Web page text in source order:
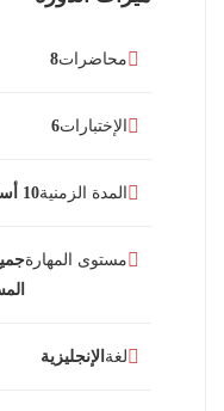
محاضرات8
الإختبارات6
المدة الزمنية10 أسابيع
مستوى المهارة
لغة الإنجليزية